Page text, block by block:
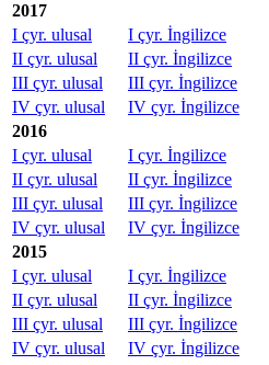
2017
I çyr. ulusal
I çyr. İngilizce
II çyr. ulusal
II çyr. İngilizce
III çyr. ulusal
III çyr. İngilizce
IV çyr. ulusal
IV çyr. İngilizce
2016
I çyr. ulusal
I çyr. İngilizce
II çyr. ulusal
II çyr. İngilizce
III çyr. ulusal
III çyr. İngilizce
IV çyr. ulusal
IV çyr. İngilizce
2015
I çyr. ulusal
I çyr. İngilizce
II çyr. ulusal
II çyr. İngilizce
III çyr. ulusal
III çyr. İngilizce
IV çyr. ulusal
IV çyr. İngilizce